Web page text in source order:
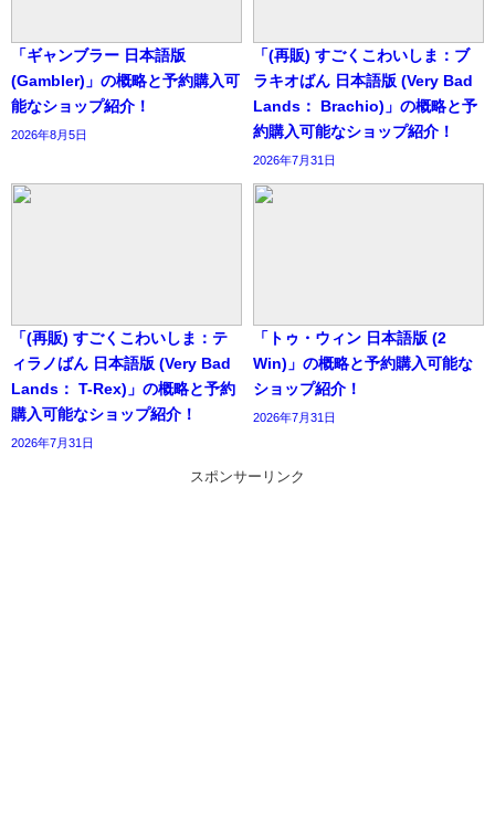
「ギャンブラー 日本語版
(Gambler)」の概略と予約購入可
能なショップ紹介！
2026年8月5日
「(再販) すごくこわいしま：ブ
ラキオばん 日本語版 (Very Bad
Lands： Brachio)」の概略と予
約購入可能なショップ紹介！
2026年7月31日
「(再販) すごくこわいしま：テ
ィラノばん 日本語版 (Very Bad
Lands： T-Rex)」の概略と予約
購入可能なショップ紹介！
2026年7月31日
「トゥ・ウィン 日本語版 (2
Win)」の概略と予約購入可能な
ショップ紹介！
2026年7月31日
スポンサーリンク